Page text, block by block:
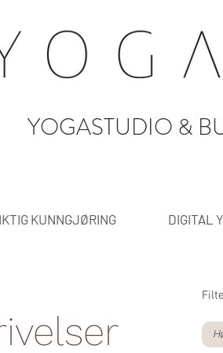
YOGASTUDIO &
KUNNGJØRING DIGITAL